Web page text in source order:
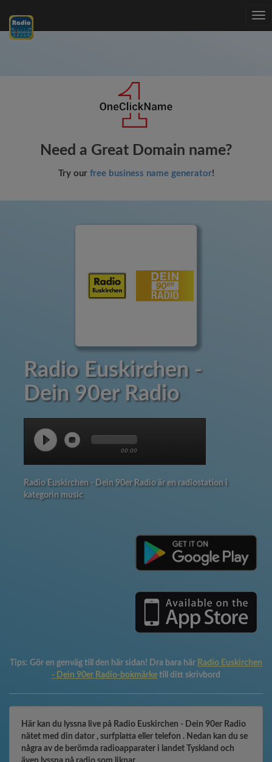
Need a Great Domain name?
Try our free business name generator!
Radio Euskirchen -
Dein 90er Radio
00:00
Radio Euskirchen - Dein 90er Radio är en radiostation i
kategorin music
Tips: Gör en genväg till den här sidan! Dra bara här Radio Euskirchen
- Dein 90er Radio-bokmärke till ditt skrivbord
Här kan du lyssna live på Radio Euskirchen - Dein 90er Radio
nätet med din dator , surfplatta eller telefon . Nedan kan du se
några av de berömda radioapparater i landet Tyskland och